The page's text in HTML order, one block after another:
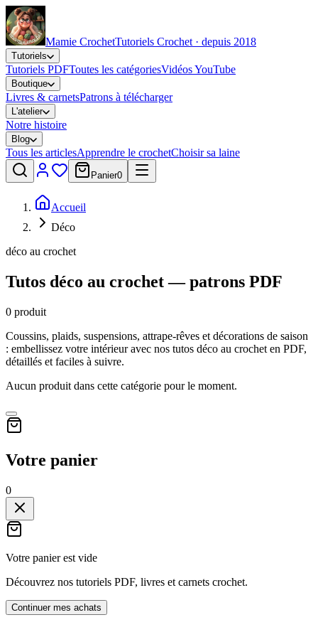
Mamie CrochetTutoriels Crochet · depuis 2018
Tutoriels
Tutoriels PDFToutes les catégoriesVidéos YouTube
Boutique
Livres & carnetsPatrons à télécharger
L'atelier
Notre histoire
Blog
Tous les articlesApprendre le crochetChoisir sa laine
Panier0
Accueil
Déco
déco au crochet
Tutos déco au crochet — patrons PDF
0 produit
Coussins, plaids, suspensions, attrape-rêves et décorations de saison
: embellissez votre intérieur avec nos tutos déco au crochet en PDF,
détaillés et faciles à suivre.
Aucun produit dans cette catégorie pour le moment.
Votre panier
0
Votre panier est vide
Découvrez nos tutoriels PDF, livres et carnets crochet.
Continuer mes achats